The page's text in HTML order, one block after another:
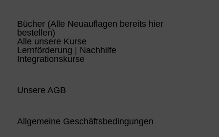
Bücher (Alle Neuauflagen bereits hier
bestellen)
Alle unsere Kurse
Lernförderung | Nachhilfe
Integrationskurse
Unsere AGB
Allgemeine Geschäftsbedingungen